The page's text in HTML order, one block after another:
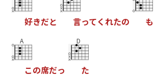
好きだと 言ってく れたの も
A
この席だっ
D
た